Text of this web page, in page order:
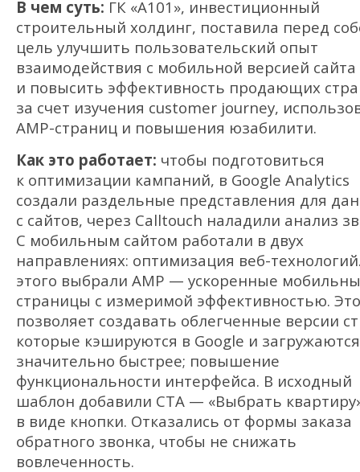
В чем суть: ГК «А101», инвестиционный
строительный холдинг, поставила перед
цель улучшить пользовательский опыт
взаимодействия с мобильной версией сайта
и повысить эффективность продающих
за счет изучения customer journey,
AMP-страниц и повышения юзабилити.
Как это работает: чтобы подготовиться
к оптимизации кампаний, в Google Analytics
создали раздельные представления для
с сайтов, через Calltouch наладили анализ
С мобильным сайтом работали в двух
направлениях: оптимизация веб-
этого выбрали AMP — ускоренные
страницы с измеримой эффективностью. Это
позволяет создавать облегченные версии
которые кэшируются в Google и загружаются
значительно быстрее; повышение
функциональности интерфейса. В исходный
шаблон добавили CTA — «Выбрать
в виде кнопки. Отказались от формы заказа
обратного звонка, чтобы не снижать
вовлеченность.